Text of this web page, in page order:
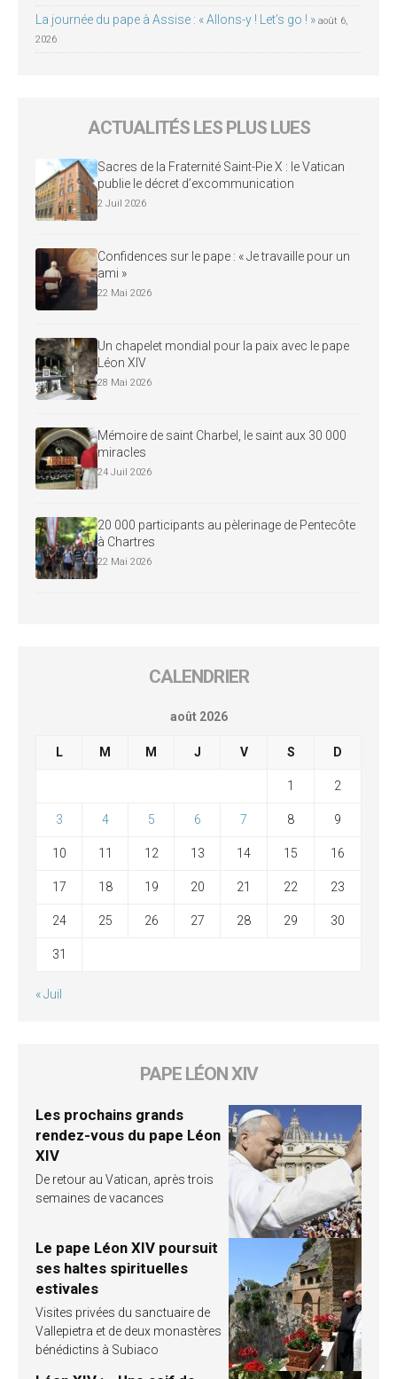
La journée du pape à Assise : « Allons-y ! Let’s go ! » août 6,
2026
ACTUALITÉS LES PLUS LUES
Sacres de la Fraternité Saint-Pie X : le Vatican
publie le décret d’excommunication
2 Juil 2026
Confidences sur le pape : « Je travaille pour un
ami »
22 Mai 2026
Un chapelet mondial pour la paix avec le pape
Léon XIV
28 Mai 2026
Mémoire de saint Charbel, le saint aux 30 000
miracles
24 Juil 2026
20 000 participants au pèlerinage de Pentecôte
à Chartres
22 Mai 2026
CALENDRIER
août 2026
L M M J V S D
1 2
3 4 5 6 7 8 9
10 11 12 13 14 15 16
17 18 19 20 21 22 23
24 25 26 27 28 29 30
31
« Juil
PAPE LÉON XIV
Les prochains grands
rendez-vous du pape Léon
XIV
De retour au Vatican, après trois
semaines de vacances
Le pape Léon XIV poursuit
ses haltes spirituelles
estivales
Visites privées du sanctuaire de
Vallepietra et de deux monastères
bénédictins à Subiaco